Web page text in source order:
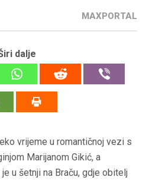
MAXPORTAL
dalje
vrijeme u romantičnoj vezi s
Marijanom Gikić, a
u šetnji na Braču, gdje obitelj